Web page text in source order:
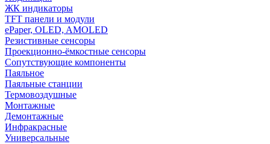
ЖК индикаторы
TFT панели и модули
ePaper, OLED, AMOLED
Резистивные сенсоры
Проекционно-ёмкостные сенсоры
Сопутствующие компоненты
Паяльное
Паяльные станции
Термовоздушные
Монтажные
Демонтажные
Инфракрасные
Универсальные